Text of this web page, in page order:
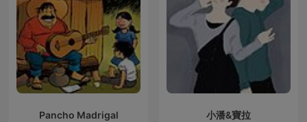
Pancho Madrigal 小潘&寶拉